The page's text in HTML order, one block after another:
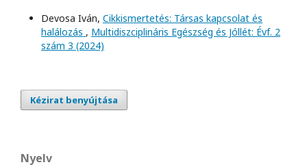
Devosa Iván, Cikkismertetés: Társas kapcsolat és
halálozás , Multidiszciplináris Egészség és Jóllét: Évf. 2
szám 3 (2024)
Kézirat benyújtása
Nyelv